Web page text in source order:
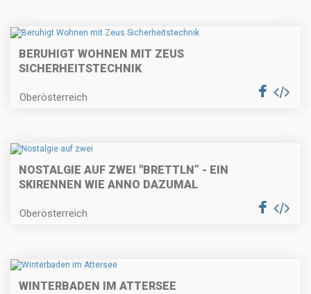
BERUHIGT WOHNEN MIT ZEUS
SICHERHEITSTECHNIK
Oberösterreich
NOSTALGIE AUF ZWEI "BRETTLN” - EIN
SKIRENNEN WIE ANNO DAZUMAL
Oberösterreich
WINTERBADEN IM ATTERSEE